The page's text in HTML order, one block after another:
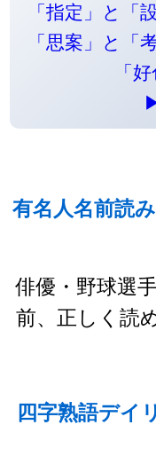
「指定」と「
「思案」と「
「
有名人名前読
俳優・野球選
前、正しく読
四字熟語デイ